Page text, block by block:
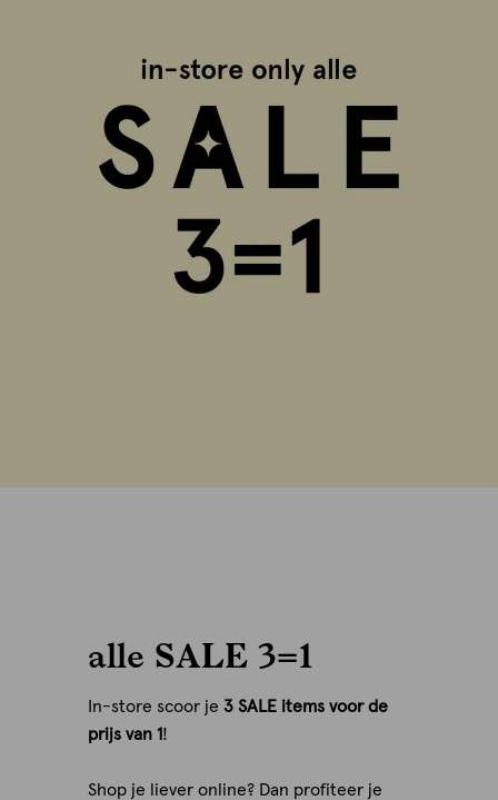
alle SALE 3=1
In-store scoor je 3 SALE items voor de
prijs van 1!
Shop je liever online? Dan profiteer je